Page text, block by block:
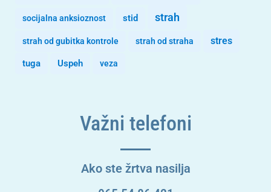
socijalna anksioznost stid strah
strah od gubitka kontrole strah od straha stres
tuga Uspeh veza
Važni telefoni
Ako ste žrtva nasilja